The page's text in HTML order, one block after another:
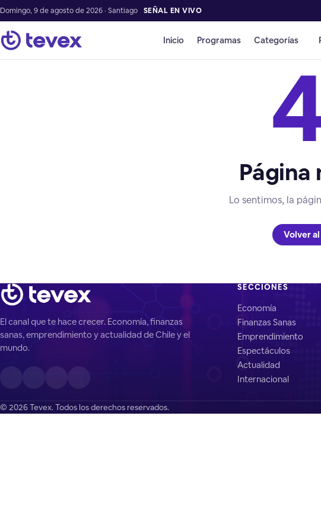
Domingo, 9 de agosto de 2026 · Santiago SEÑAL EN VIVO
Inicio Programas Categorías
Lo sentimos, la
Volver
El canal que te hace crecer. Economía, finanzas
sanas, emprendimiento y actualidad de Chile y el
mundo.
SECCIONES
Economía
Finanzas Sanas
Emprendimiento
Espectáculos
Actualidad
Internacional
© 2026 Tevex. Todos los derechos reservados.